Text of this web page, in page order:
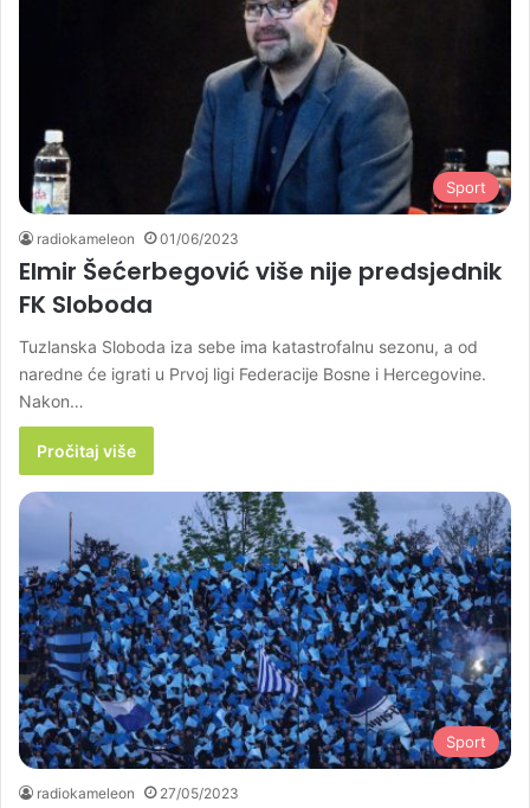
Sport
radiokameleon 01/06/2023
Elmir Šećerbegović više nije predsjednik
FK Sloboda
Tuzlanska Sloboda iza sebe ima katastrofalnu sezonu, a od
naredne će igrati u Prvoj ligi Federacije Bosne i Hercegovine.
Nakon…
Pročitaj više
Sport
radiokameleon 27/05/2023